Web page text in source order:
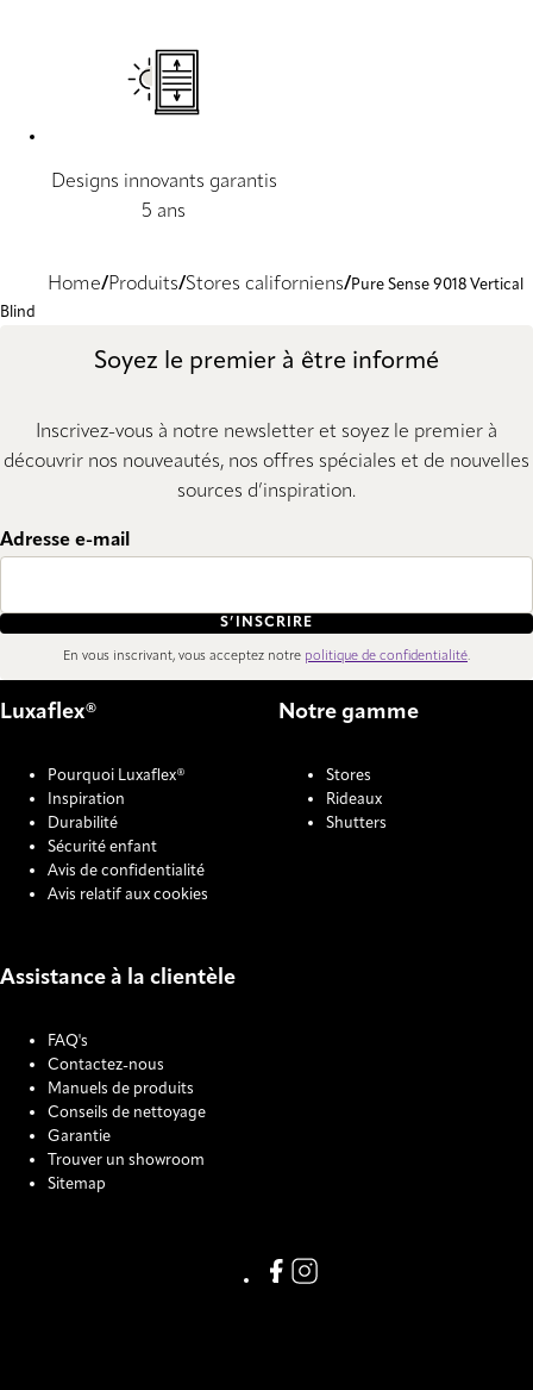
Designs innovants garantis
5 ans
Home Produits Stores californiens
Pure Sense 9018 Vertical
Blind
Soyez le premier à être informé
Inscrivez-vous à notre newsletter et soyez le premier à
découvrir nos nouveautés, nos offres spéciales et de nouvelles
sources d’inspiration.
Adresse e-mail
S’INSCRIRE
En vous inscrivant, vous acceptez notre politique de confidentialité.
Luxaflex®
Pourquoi Luxaflex®
Inspiration
Durabilité
Sécurité enfant
Avis de confidentialité
Avis relatif aux cookies
Notre gamme
Stores
Rideaux
Shutters
Assistance à la clientèle
FAQ's
Contactez-nous
Manuels de produits
Conseils de nettoyage
Garantie
Trouver un showroom
Sitemap
Link missing Display text from
Link missing Display text